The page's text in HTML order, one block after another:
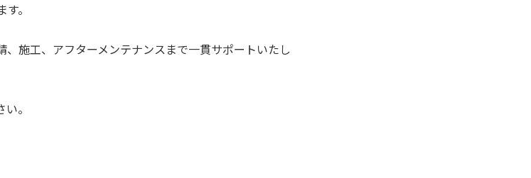
。
施工、アフターメンテナンスまで一貫サポートいたし
。